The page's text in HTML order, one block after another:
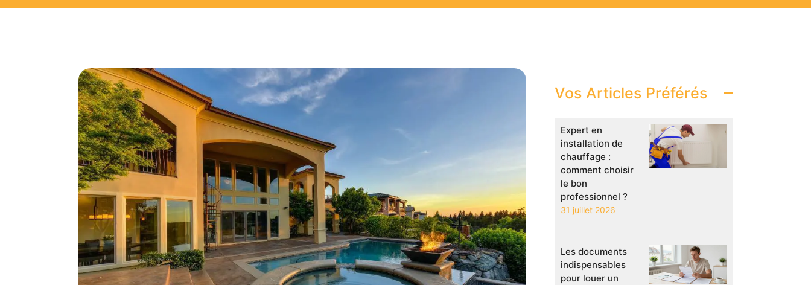
Vos Articles Préférés
Expert en
installation de
chauffage :
comment choisir
le bon
professionnel ?
31 juillet 2026
Les documents
indispensables
pour louer un